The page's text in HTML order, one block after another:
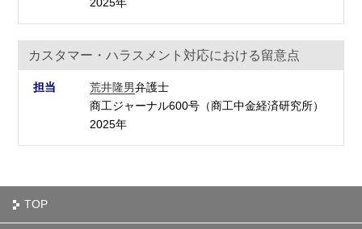
カスタマー・ハラスメント対応における留意点
担当 荒井隆男弁護士
商工ジャーナル600号（商工中金経済研究所）
2025年
TOP